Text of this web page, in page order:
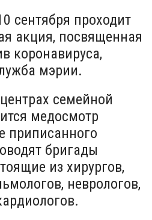
сентября проходит
акция, посвященная
коронавируса,
мэрии.
семейной
медосмотр
приписанного
бригады
из хирургов,
неврологов,